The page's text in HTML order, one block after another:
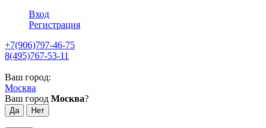
Вход
Регистрация
+7(906)797-46-75
8(495)767-53-11
Ваш город:
Москва
Ваш город Москва?